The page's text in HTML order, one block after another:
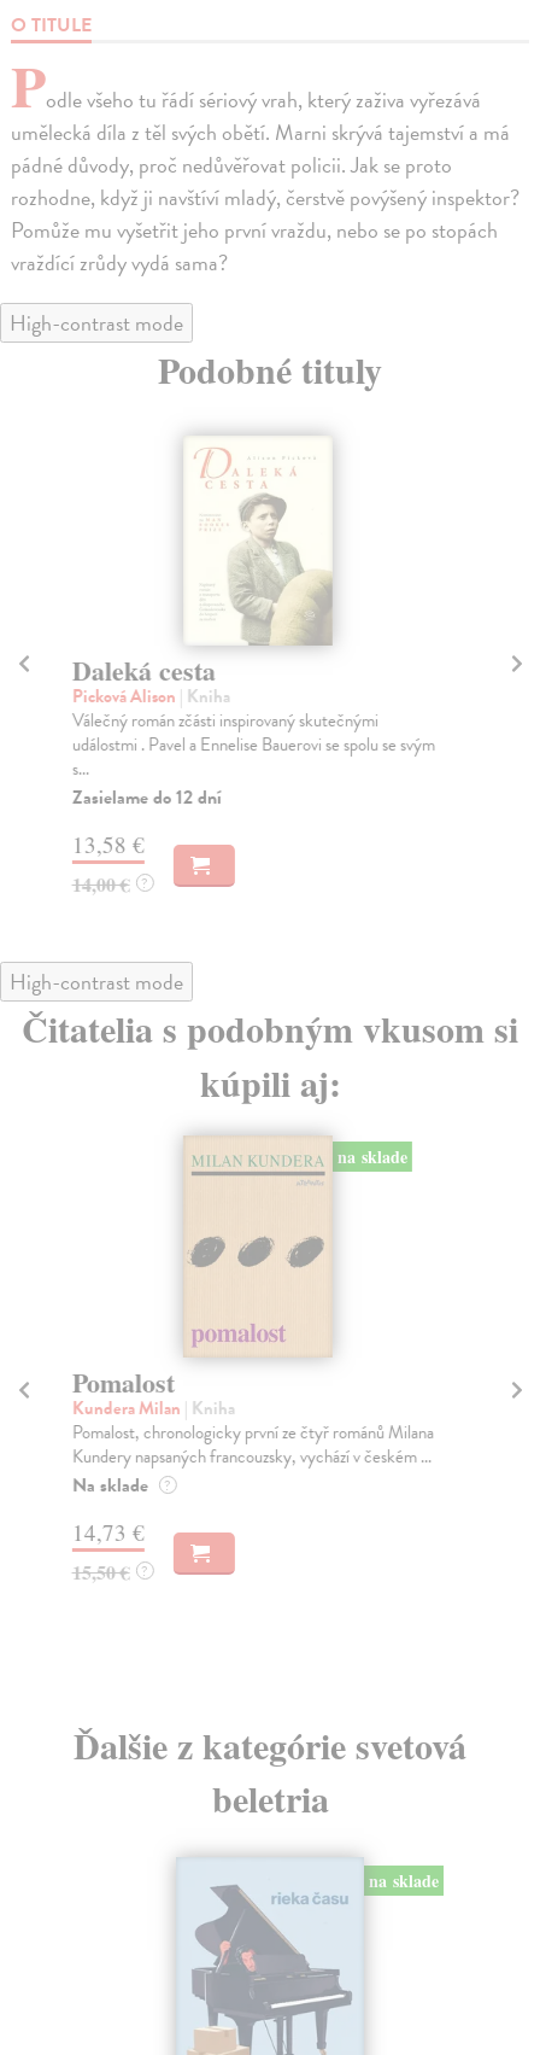
O TITULE
Podle všeho tu řádí sériový vrah, který zaživa vyřezává
umělecká díla z těl svých obětí. Marni skrývá tajemství a má
pádné důvody, proč nedůvěřovat policii. Jak se proto
rozhodne, když ji navštíví mladý, čerstvě povýšený inspektor?
Pomůže mu vyšetřit jeho první vraždu, nebo se po stopách
vraždící zrůdy vydá sama?
High-contrast mode
Podobné tituly
Daleká cesta
Picková Alison | Kniha
Válečný román zčásti inspirovaný skutečnými
událostmi . Pavel a Ennelise Bauerovi se spolu se svým
s...
Zasielame do 12 dní
13,58 €
14,00 € ?
High-contrast mode
Čitatelia s podobným vkusom si
kúpili aj:
na sklade
Pomalost
Kundera Milan | Kniha
Pomalost, chronologicky první ze čtyř románů Milana
Kundery napsaných francouzsky, vychází v českém ...
Na sklade ?
14,73 €
15,50 € ?
Ďalšie z kategórie svetová
beletria
na sklade